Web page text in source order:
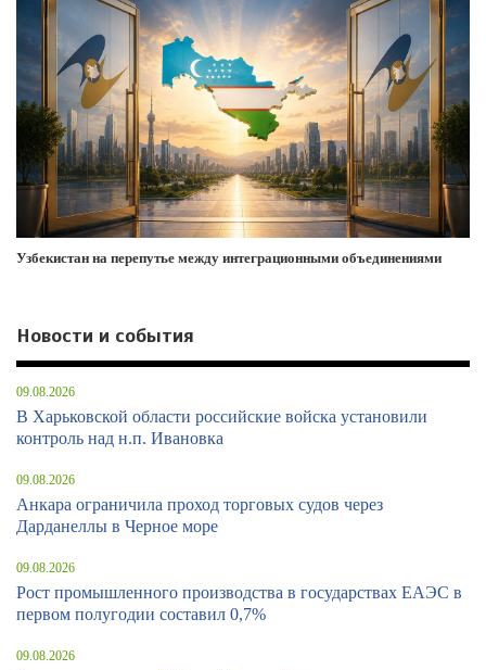
Узбекистан на перепутье между интеграционными объединениями
Новости и события
09.08.2026
В Харьковской области российские войска установили
контроль над н.п. Ивановка
09.08.2026
Анкара ограничила проход торговых судов через
Дарданеллы в Черное море
09.08.2026
Рост промышленного производства в государствах ЕАЭС в
первом полугодии составил 0,7%
09.08.2026